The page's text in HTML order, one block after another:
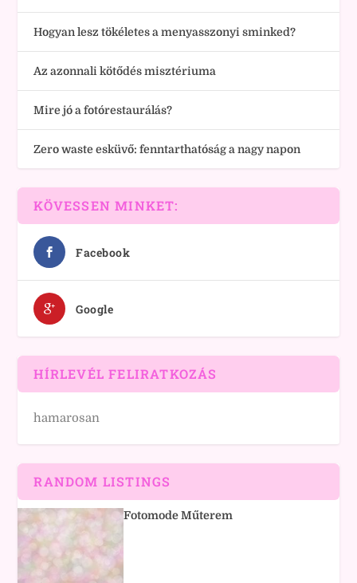
Hogyan lesz tökéletes a menyasszonyi sminked?
Az azonnali kötődés misztériuma
Mire jó a fotórestaurálás?
Zero waste esküvő: fenntarthatóság a nagy napon
KÖVESSEN MINKET:
Facebook
Google
HÍRLEVÉL FELIRATKOZÁS
hamarosan
RANDOM LISTINGS
Fotomode Műterem